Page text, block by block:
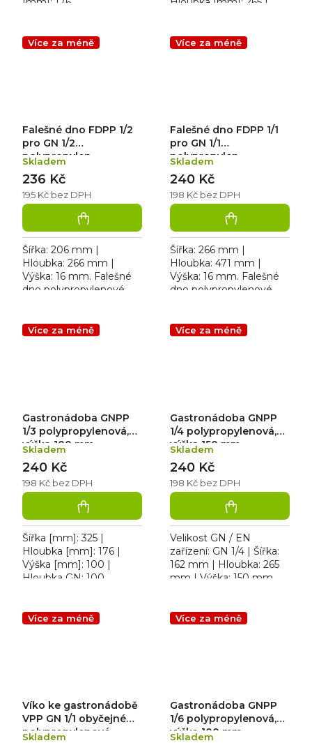
LVíce za méně
Falešné dno FDPP 1/2
pro GN 1/2
polypropylen
Skladem
195 Kč bez DPH
236 Kč
Šířka: 206 mm |
Hloubka: 266 mm |
Výška: 16 mm. Falešné
dno polypropylenové
Více za méně
Falešné dno FDPP 1/1
pro GN 1/1
polypropylen
Skladem
198 Kč bez DPH
240 Kč
Šířka: 266 mm |
Hloubka: 471 mm |
Výška: 16 mm. Falešné
dno polypropylenové
Více za méně
Gastronádoba GNPP
1/3 polypropylenová,
výška 100 mm
Skladem
198 Kč bez DPH
240 Kč
Šířka [mm]: 325 |
Hloubka [mm]: 176 |
Výška [mm]: 100 |
Hloubka GN: 100.
Více za méně
Gastronádoba GNPP
1/4 polypropylenová,
výška 150 mm
Skladem
198 Kč bez DPH
240 Kč
Velikost GN / EN
zařízení: GN 1/4 | Šířka:
162 mm | Hloubka: 265
mm | Výška: 150 mm.
Více za méně
Víko ke gastronádobě
VPP GN 1/1 obyčejné
polypropylenové
Skladem
Více za méně
Gastronádoba GNPP
1/6 polypropylenová,
výška 100 mm
Skladem